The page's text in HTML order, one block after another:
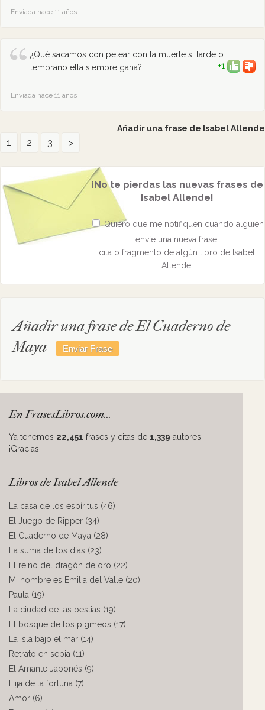
Enviada hace 11 años
¿Qué sacamos con pelear con la muerte si tarde o
temprano ella siempre gana?
+1
Enviada hace 11 años
Añadir una frase de Isabel Allende
1 2 3 >
¡No te pierdas las nuevas frases de
Isabel Allende!
Quiero que me notifiquen cuando alguien
envíe una nueva frase,
cita o fragmento de algún libro de Isabel
Allende.
Añadir una frase de El Cuaderno de
Maya
En FrasesLibros.com...
Ya tenemos 22,451 frases y citas de 1,339 autores.
¡Gracias!
Libros de Isabel Allende
La casa de los espíritus (46)
El Juego de Ripper (34)
El Cuaderno de Maya (28)
La suma de los días (23)
El reino del dragón de oro (22)
Mi nombre es Emilia del Valle (20)
Paula (19)
La ciudad de las bestias (19)
El bosque de los pigmeos (17)
La isla bajo el mar (14)
Retrato en sepia (11)
El Amante Japonés (9)
Hija de la fortuna (7)
Amor (6)